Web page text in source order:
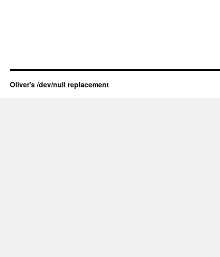
Oliver's /dev/null replacement